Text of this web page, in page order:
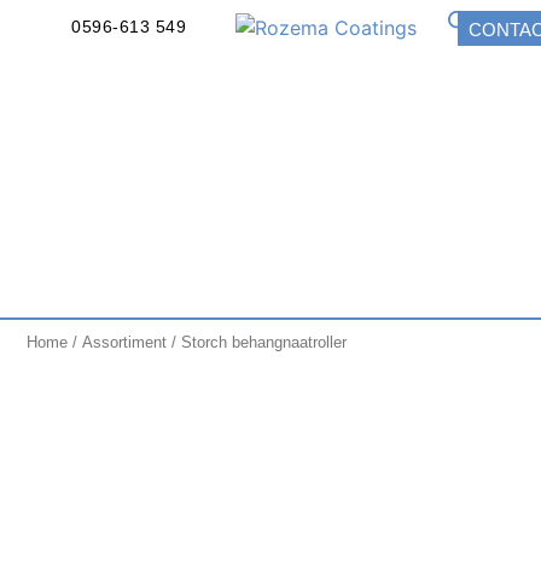
0596-613 549
Home /Assortiment / Storch behangnaatroller